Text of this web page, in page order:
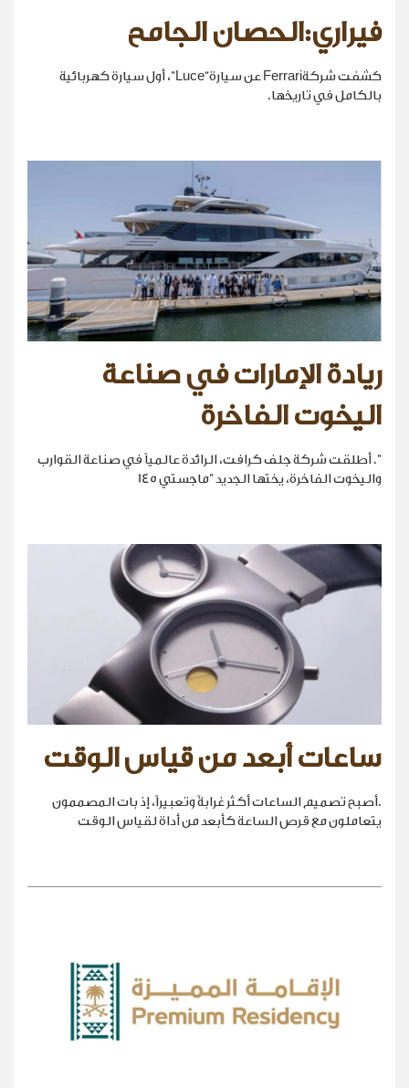
فيراري:الحصان الجامح
كشفت شركةFerrari عن سيارة“Luce”، أول سيارة كهربائية
بالكامل في تاريخها.
ريادة الإمارات في صناعة
اليخوت الفاخرة
". أطلقت شركة جلف كرافت، الرائدة عالمياً في صناعة القوارب
واليخوت الفاخرة، يختها الجديد "ماجستي 145
ساعات أبعد من قياس الوقت
.أصبح تصميم الساعات أكثر غرابةً وتعبيراً، إذ بات المصممون
يتعاملون مع قرص الساعة كأبعد من أداة لقياس الوقت